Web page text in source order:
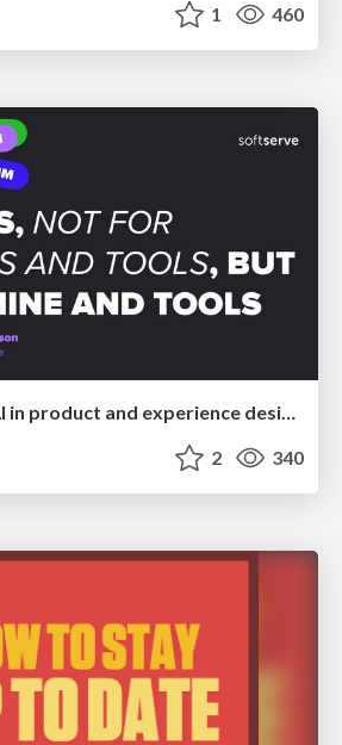
1 460
Ethics towards AI in product and experience design
2 340